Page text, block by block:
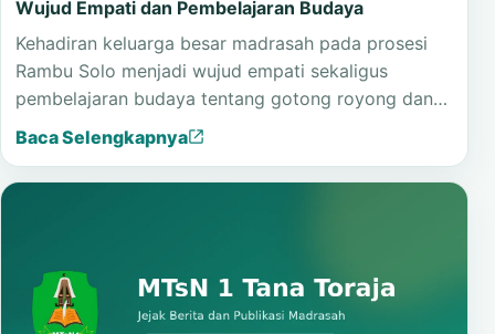
MTsN 1 Tana Toraja Hadiri Rambu Solo sebagai
Wujud Empati dan Pembelajaran Budaya
Kehadiran keluarga besar madrasah pada prosesi
Rambu Solo menjadi wujud empati sekaligus
pembelajaran budaya tentang gotong royong dan…